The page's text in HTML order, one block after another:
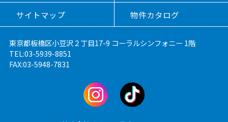
サイトマップ 物件カタログ
東京都板橋区小豆沢２丁目17-9 コーラルシンフォニー 1階
TEL:03-5939-8851
FAX:03-5948-7831